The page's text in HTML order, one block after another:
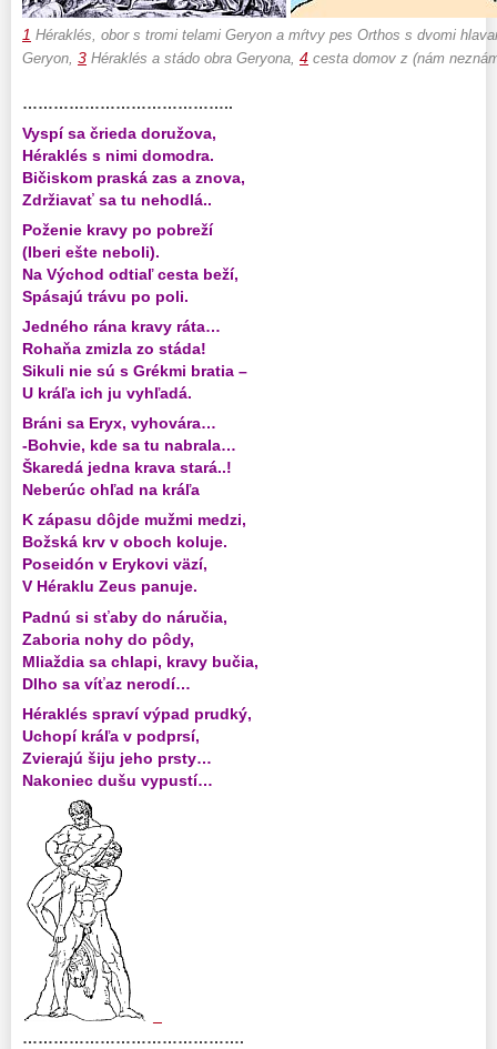
1 Héraklés, obor s tromi telami Geryon a mŕtvy pes Orthos s dvomi
Geryon, 3 Héraklés a stádo obra Geryona, 4 cesta domov z (nám
…………………………………..
Vyspí sa črieda doružova,
Héraklés s nimi domodra.
Bičiskom praská zas a znova,
Zdržiavať sa tu nehodlá..
Poženie kravy po pobreží
(Iberi ešte neboli).
Na Východ odtiaľ cesta beží,
Spásajú trávu po poli.
Jedného rána kravy ráta…
Rohaňa zmizla zo stáda!
Sikuli nie sú s Grékmi bratia –
U kráľa ich ju vyhľadá.
Bráni sa Eryx, vyhovára…
-Bohvie, kde sa tu nabrala…
Škaredá jedna krava stará..!
Neberúc ohľad na kráľa
K zápasu dôjde mužmi medzi,
Božská krv v oboch koluje.
Poseidón v Erykovi väzí,
V Héraklu Zeus panuje.
Padnú si sťaby do náručia,
Zaboria nohy do pôdy,
Mliaždia sa chlapi, kravy bučia,
Dlho sa víťaz nerodí…
Héraklés spraví výpad prudký,
Uchopí kráľa v podprsí,
Zvierajú šiju jeho prsty…
Nakoniec dušu vypustí…
…………………………………….